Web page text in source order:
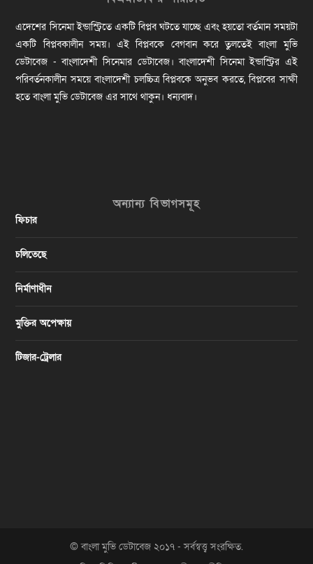
এদেশের সিনেমা ইন্ডাস্ট্রিতে একটি বিপ্লব ঘটতে যাচ্ছে এবং হয়তো বর্তমান সময়টা
একটি বিপ্লবকালীন সময়। এই বিপ্লবকে বেগবান করে তুলতেই বাংলা মুভি
ডেটাবেজ - বাংলাদেশী সিনেমার ডেটাবেজ। বাংলাদেশী সিনেমা ইন্ডাস্ট্রির এই
পরিবর্তনকালীন সময়ে বাংলাদেশী চলচ্চিত্র বিপ্লবকে অনুভব করতে, বিপ্লবের সাক্ষী
হতে বাংলা মুভি ডেটাবেজ এর সাথে থাকুন। ধন্যবাদ।
অন্যান্য বিভাগসমূহ
ফিচার
চলিতেছে
নির্মাণাধীন
মুক্তির অপেক্ষায়
টিজার-ট্রেলার
© বাংলা মুভি ডেটাবেজ ২০১৭ - সর্বস্বত্ত্ব সংরক্ষিত.